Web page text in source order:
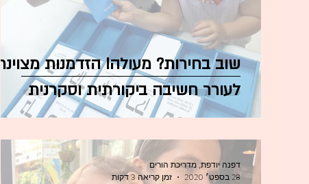
שוב בחירות? מעולה! הזדמנות מצוינת
לעורר חשיבה ביקורתית וסקרנית
דפנה יודפת, מדריכת הורים
28 בספט׳ 2020
זמן קריאה 3 דקות